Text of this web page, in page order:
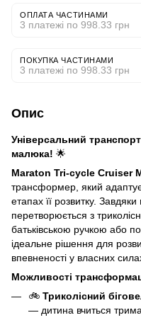
ОПЛАТА ЧАСТИНАМИ
3 платежі по 998.33 грн
ПОКУПКА ЧАСТИНАМИ
3 платежі по 998.33 грн
Опис
Універсальний
малюка! 🌟
Maraton Tri-cycle Cruiser
трансформер, який
етапах її розвитку.
перетворюється з
батьківською ручкою або
ідеальне рішення для
впевненості у власних
Можливості
🚲 Триколісний
— дитина вчиться